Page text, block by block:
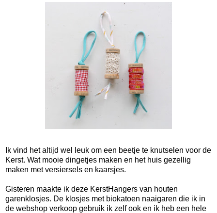
Ik vind het altijd wel leuk om een beetje te knutselen voor de
Kerst. Wat mooie dingetjes maken en het huis gezellig
maken met versiersels en kaarsjes.
Gisteren maakte ik deze KerstHangers van houten
garenklosjes. De klosjes met biokatoen naaigaren die ik in
de webshop verkoop gebruik ik zelf ook en ik heb een hele